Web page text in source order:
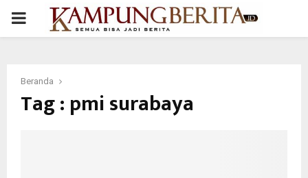
PRIMARY
Beranda
Tag : pmi surabaya